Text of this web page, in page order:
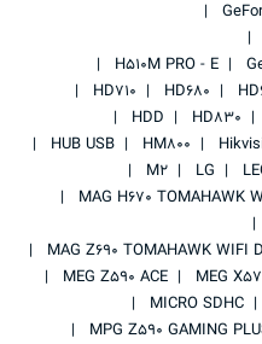
H510M PRO - E
HD680
HD710
HD830
HDD
HM800
HUB USB
LG
M2
MAG H670 TOMAHAWK
MAG Z690 TOMAHAWK WIFI
MEG
MEG Z590 ACE
MICRO SDHC
MPG Z590 GAMING